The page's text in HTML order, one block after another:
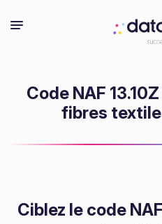
Code NAF
fibres
Ciblez le code